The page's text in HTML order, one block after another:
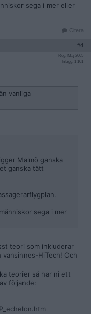
sega i mer eller
Citera
#4
Reg: Maj 2005
Inlägg: 1 101
vanliga
Malmö ganska
ganska tätt
sega i mer
teori som inkluderar
HiTech! Och
teorier så har ni ett
följande: